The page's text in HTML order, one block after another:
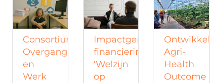
Consortium
Overgang
en
Werk
Impactgerichte
financiering
‘Welzijn
op
Agri-
Health
Outcome